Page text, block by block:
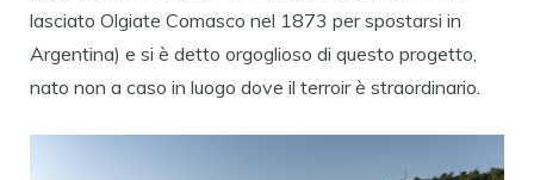
lasciato Olgiate Comasco nel 1873 per spostarsi in
Argentina) e si è detto orgoglioso di questo progetto,
nato non a caso in luogo dove il terroir è straordinario.